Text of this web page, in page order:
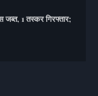
1 तस्कर गिरफ्तार;